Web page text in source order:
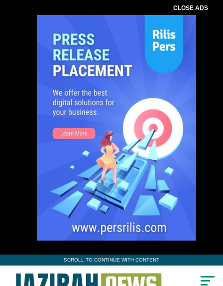
CLOSE ADS
SCROLL TO CONTINUE WITH CONTENT